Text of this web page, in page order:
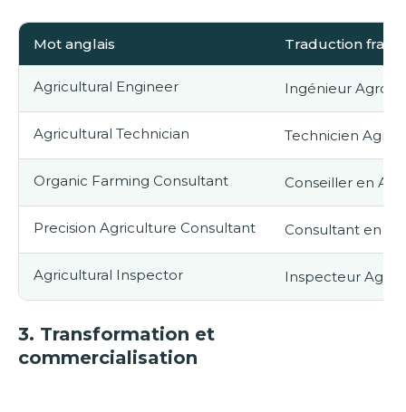
Mot anglais Traduction
Agricultural Engineer Ingénieur
Agricultural Technician Technicien
Organic Farming Consultant Conseiller en
Precision Agriculture Consultant Consultant en
Agricultural Inspector Inspecteur
3. Transformation et
commercialisation